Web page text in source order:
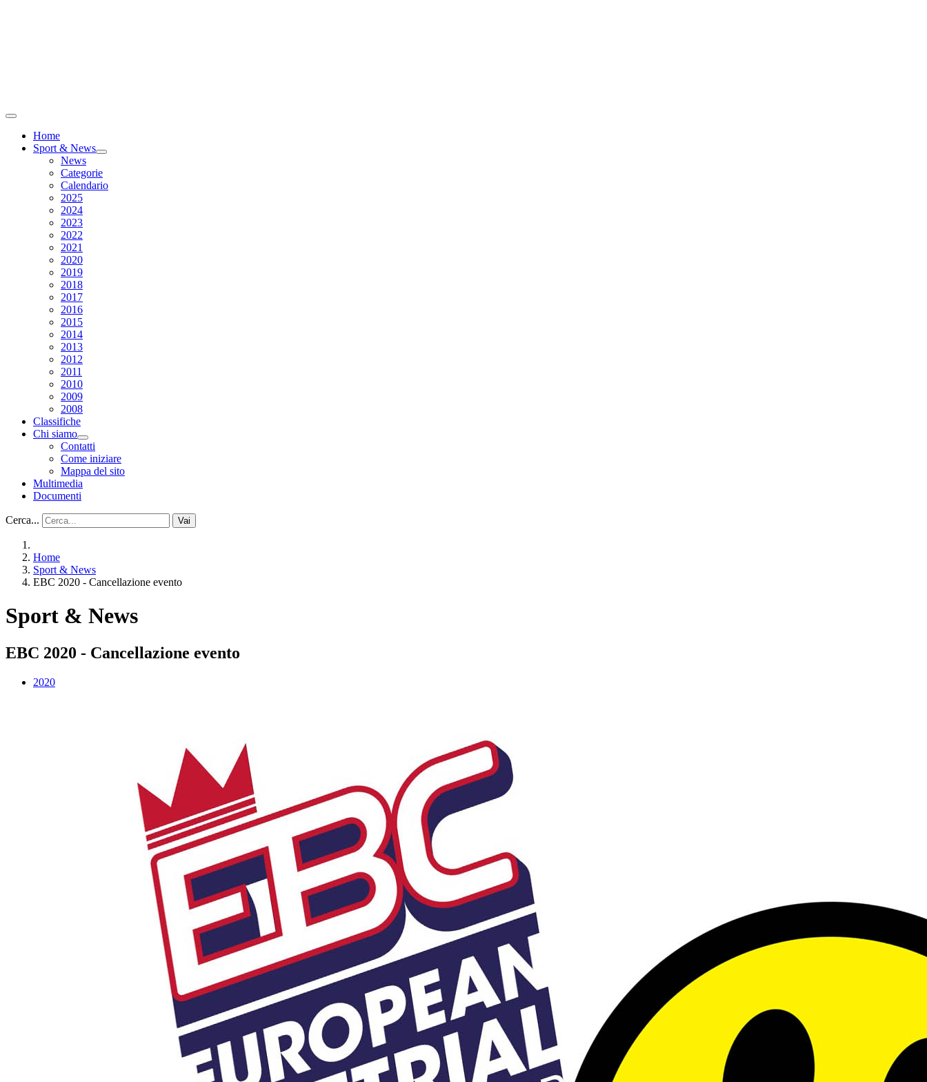
Home
Sport & News
News
Categorie
Calendario
2025
2024
2023
2022
2021
2020
2019
2018
2017
2016
2015
2014
2013
2012
2011
2010
2009
2008
Classifiche
Chi siamo
Contatti
Come iniziare
Mappa del sito
Multimedia
Documenti
Cerca... Vai
Home
Sport & News
EBC 2020 - Cancellazione evento
Sport & News
EBC 2020 - Cancellazione evento
2020